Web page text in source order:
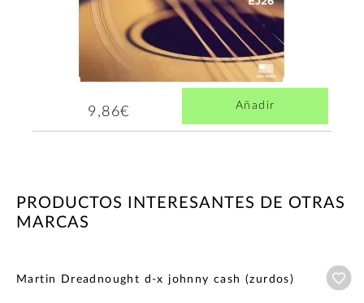
9,86€ Añadir
PRODUCTOS INTERESANTES DE OTRAS
MARCAS
Martin Dreadnought d-x johnny cash (zurdos)